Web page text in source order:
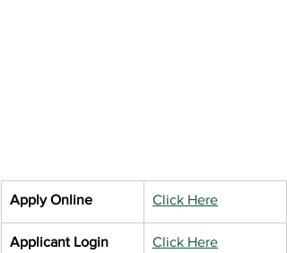
Apply Online Click Here
Applicant Login Click Here